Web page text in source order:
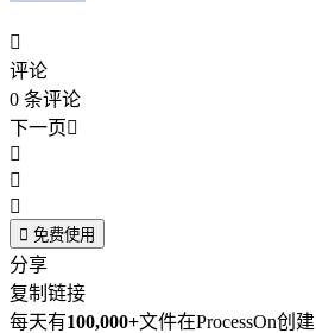

评论
0 条评论
下一页



 免费使用
分享
复制链接
每天有100,000+文件在ProcessOn创建